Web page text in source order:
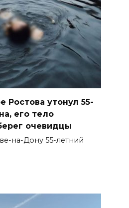
Ростова утонул 55-
его тело
очевидцы
на-Дону 55-летний